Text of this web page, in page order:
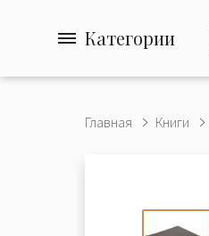
Категории
Главная Книги